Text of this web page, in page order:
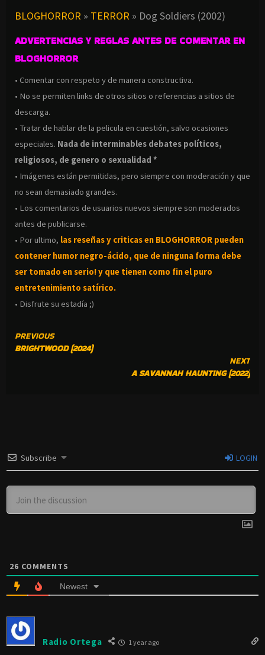
BLOGHORROR » TERROR » Dog Soldiers (2002)
ADVERTENCIAS Y REGLAS ANTES DE COMENTAR EN
BLOGHORROR
• Comentar con respeto y de manera constructiva.
• No se permiten links de otros sitios o referencias a sitios de
descarga.
• Tratar de hablar de la pelicula en cuestión, salvo ocasiones
especiales. Nada de interminables debates políticos,
religiosos, de genero o sexualidad *
• Imágenes están permitidas, pero siempre con moderación y que
no sean demasiado grandes.
• Los comentarios de usuarios nuevos siempre son moderados
antes de publicarse.
• Por ultimo, las reseñas y criticas en BLOGHORROR pueden
contener humor negro-ácido, que de ninguna forma debe
ser tomado en serio! y que tienen como fin el puro
entretenimiento satírico.
• Disfrute su estadía ;)
CONTINUE
READING
PREVIOUS
BRIGHTWOOD (2024)
NEXT
A SAVANNAH HAUNTING (2022)
Subscribe LOGIN
26 COMMENTS
Newest
Radio Ortega 1 year ago